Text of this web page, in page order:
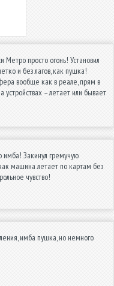
просто огонь! Установил
и без лагов, как пушка!
вообще как в реале, прям в
устройствах – летает или бывает
Закинул гремучую
машина летает по картам без
чувство!
имба пушка, но немного